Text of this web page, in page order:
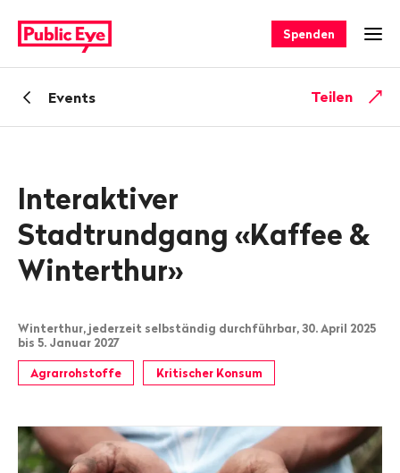
auf
publiceye.ch
Spenden
ZurückEvents Teilen
Interaktiver
Stadtrundgang «Kaffee &
Winterthur»
Winterthur, jederzeit selbständig durchführbar, 30. April 2025
bis 5. Januar 2027
Agrarrohstoffe Kritischer Konsum